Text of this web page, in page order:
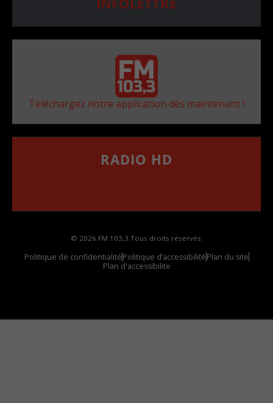
Téléchargez notre application dès maintenant !
RADIO HD
© 2026 FM 103,3 Tous droits réservés.
Politique de confidentialitéPolitique d’accessibilitéPlan du site
Plan d'accessibilite